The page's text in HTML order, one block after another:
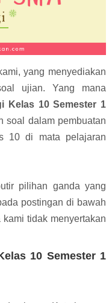
yang menyediakan
ujian. Yang mana
Kelas 10 Semester 1
soal dalam pembuatan
10 di mata pelajaran
pilihan ganda yang
postingan di bawah
tidak menyertakan
10 Semester 1